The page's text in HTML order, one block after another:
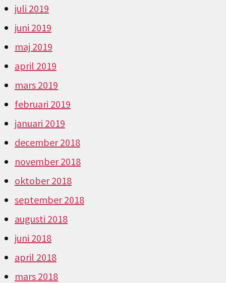
juli 2019
juni 2019
maj 2019
april 2019
mars 2019
februari 2019
januari 2019
december 2018
november 2018
oktober 2018
september 2018
augusti 2018
juni 2018
april 2018
mars 2018